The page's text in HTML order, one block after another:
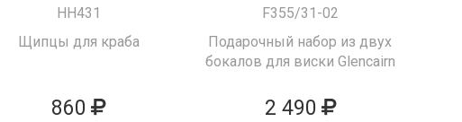
HH431
Щипцы для краба
860
F355/31-02
Подарочный набор из двух
бокалов для виски Glencairn
2 490